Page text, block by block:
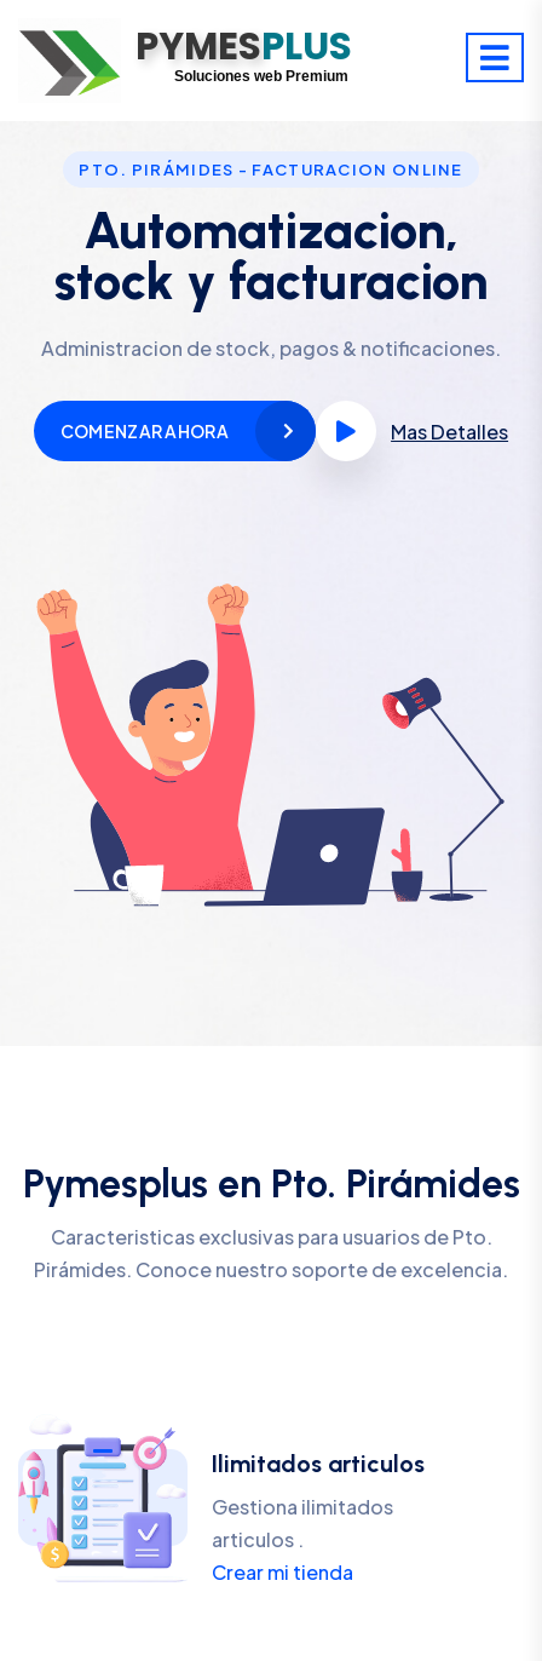
PYMESPLUS
Digitaliza tu éxito
Soluciones web Premium
PTO. PIRÁMIDES - FACTURACION ONLINE
Automatizacion,
stock y facturacion
Administracion de stock, pagos & notificaciones.
COMENZAR AHORA Mas Detalles
Pymesplus en Pto. Pirámides
Caracteristicas exclusivas para usuarios de Pto.
Pirámides. Conoce nuestro soporte de excelencia.
Ilimitados articulos
Gestiona ilimitados
articulos .
Crear mi tienda